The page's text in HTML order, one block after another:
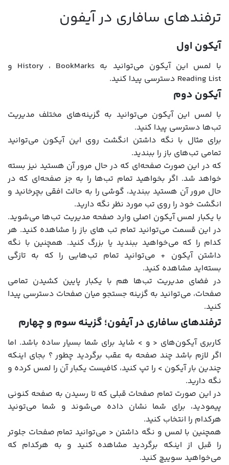
ترفندهای سافاری در آیفون
آیکون اول
با لمس این آیکون می‌توانید به History ، BookMarks و
Reading List دسترسی پیدا کنید.
آیکون دوم
با لمس این آیکون می‌توانید به گزینه‌های مختلف مدیریت
تب‌ها دسترسی پیدا کنید.
برای مثال با نگه داشتن انگشت روی این آیکون می‌توانید
تمامی تب‌های باز را ببندید.
که در این صورت صفحه‌ای که در حال مرور آن هستید نیز بسته
خواهد شد. اگر بخواهید تمام تب‌ها را به جز صفحه‌ای که در
حال مرور آن هستید ببندید، گوشی را به حالت افقی بچرخانید و
انگشت خود را روی تب مورد نظر نگه دارید.
با یکبار لمس آیکون اصلی وارد صفحه مدیریت تب‌ها می‌شوید.
در این قسمت می‌توانید تمام تب های باز را مشاهده کنید. هر
کدام را که می‌خواهید ببندید یا بزرگ کنید. همچنین با نگه
داشتن آیکون + می‌توانید تمام تب‌هایی را که به تازگی
بسته‌اید مشاهده کنید.
در فضای مدیریت تب‌ها هم با یکبار پایین کشیدن تمامی
صفحات، می‌توانید به گزینه جستجو میان صفحات دسترسی پیدا
کنید.
ترفندهای سافاری در آیفون؛ گزینه سوم و چهارم
کاربری آیکون‌های < و > شاید برای شما بسیار ساده باشد. اما
اگر لازم باشد چند صفحه به عقب برگردید چطور ؟ بجای اینکه
چندین بار آیکون > را تپ کنید، کافیست یکبار آن را لمس کرده و
نگه دارید.
در این صورت تمام صفحات قبلی که تا رسیدن به صفحه کنونی
پیمودید، برای شما نشان داده می‌شوند و شما می‌تونید
هرکدام را انتخاب کنید.
همچنین با لمس و نگه داشتن < می‌توانید تمام صفحات جلوتر
را قبل از اینکه برگردید مشاهده کنید و به هرکدام که
می‌خواهید سوییچ کنید.